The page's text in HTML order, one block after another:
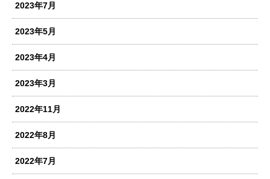
2023年7月
2023年5月
2023年4月
2023年3月
2022年11月
2022年8月
2022年7月